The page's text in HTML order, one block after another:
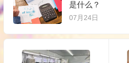
是什么？
07月24日